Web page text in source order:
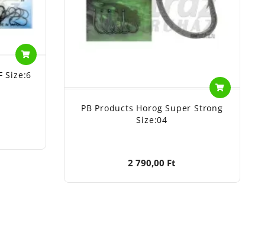
Size:6
PB Products Horog Super Strong
Size:04
2 790,00 Ft